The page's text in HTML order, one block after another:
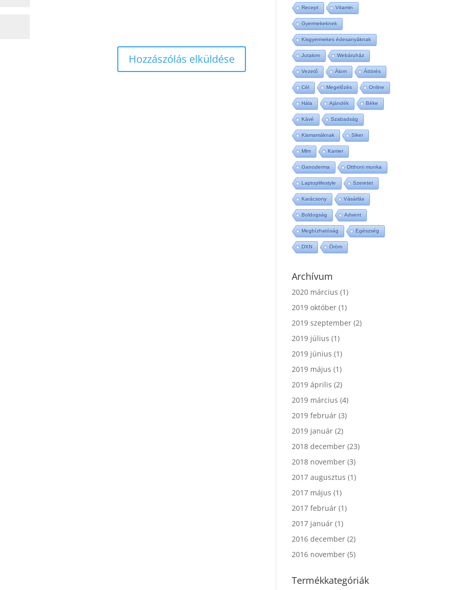
Recept Vitamin
Gyermekeknek
Kisgyermekes édesanyáknak
Jutalom Webáruház
Vezető Álom Áttörés
Cél Megelőzés Online
Hála Ajándék Béke
Kávé Szabadság
Kismamáknak Siker
Mlm Karrier
Ganoderma Otthoni munka
Laptoplifestyle Szeretet
Karácsony Vásárlás
Boldogság Advent
Megbízhatóság Egészség
DXN Öröm
Archívum
2020 március (1)
2019 október (1)
2019 szeptember (2)
2019 július (1)
2019 június (1)
2019 május (1)
2019 április (2)
2019 március (4)
2019 február (3)
2019 január (2)
2018 december (23)
2018 november (3)
2017 augusztus (1)
2017 május (1)
2017 február (1)
2017 január (1)
2016 december (2)
2016 november (5)
Termékkategóriák